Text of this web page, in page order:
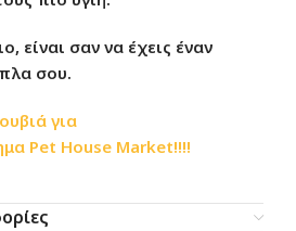
είναι σαν να έχεις έναν
σου.
για
Pet House Market!!!!